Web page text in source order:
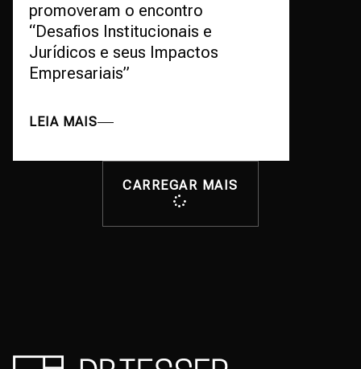
promoveram o encontro
“Desafios Institucionais e
Jurídicos e seus Impactos
Empresariais”
LEIA MAIS
CARREGAR MAIS